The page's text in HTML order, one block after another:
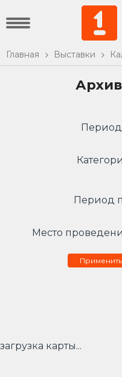
Главная Выставки
Период
Период
Место
загрузка карты...